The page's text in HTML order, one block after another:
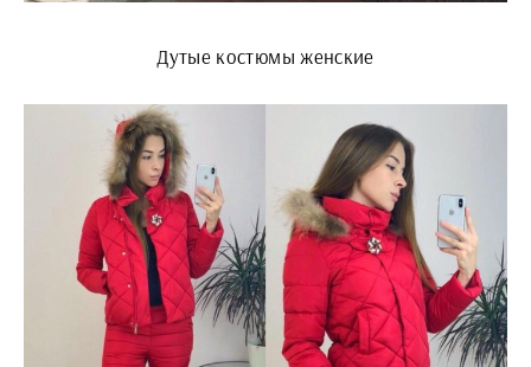
Дутые костюмы женские